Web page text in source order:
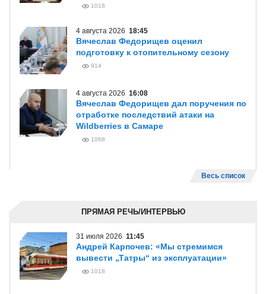
1018
4 августа 2026 18:45
Вячеслав Федорищев оценил
подготовку к отопительному сезону
914
4 августа 2026 16:08
Вячеслав Федорищев дал поручения по
отработке последствий атаки на
Wildberries в Самаре
1068
Весь список
ПРЯМАЯ РЕЧЬ/ИНТЕРВЬЮ
31 июля 2026 11:45
Андрей Карпочев: «Мы стремимся
вывести „Татры“ из эксплуатации»
1018